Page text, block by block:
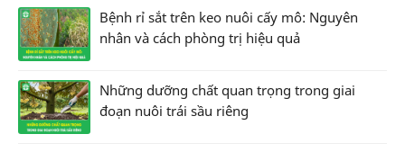
Bệnh rỉ sắt trên keo nuôi cấy mô: Nguyên
nhân và cách phòng trị hiệu quả
Những dưỡng chất quan trọng trong giai
đoạn nuôi trái sầu riêng